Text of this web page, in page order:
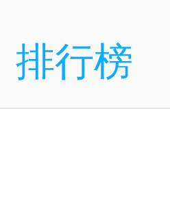
排行榜